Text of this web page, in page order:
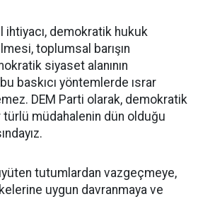
ihtiyacı, demokratik hukuk
toplumsal barışın
siyaset alanının
baskıcı yöntemlerde ısrar
DEM Parti olarak, demokratik
müdahalenin dün olduğu
tutumlardan vazgeçmeye,
uygun davranmaya ve